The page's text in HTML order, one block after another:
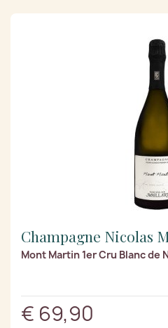
Champagne Nicolas
Mont Martin 1er Cru Blanc de
€ 69,90